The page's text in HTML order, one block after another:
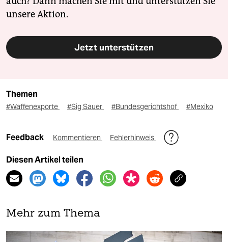
unsere Aktion.
Jetzt unterstützen
Themen
#Waffenexporte #Sig Sauer #Bundesgerichtshof #Mexiko
Feedback Kommentieren Fehlerhinweis
Diesen Artikel teilen
Mehr zum Thema